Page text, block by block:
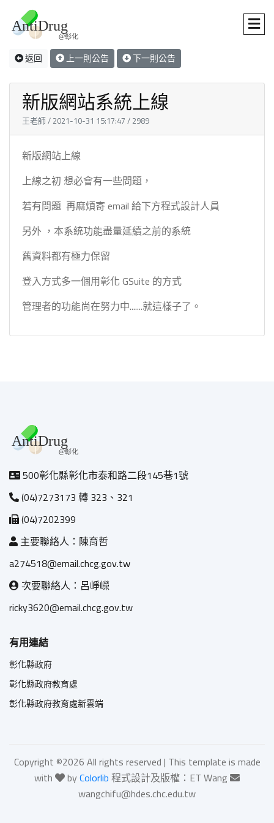
返回 上一則公告 下一則公告
新版網站系統上線
王老師 / 2021-10-31 15:17:47 / 2989
新版網站上線
上線之初 想必會有一些問題，
若有問題 再麻煩寄 email 給下方程式設計人員
另外 ，本系統功能盡量延續之前的系統
舊資料都有極力保留
登入方式多一個用彰化 GSuite 的方式
管理者的功能尚在努力中.......就這樣子了。
500彰化縣彰化市泰和路二段145巷1號
(04)7273173 轉 323、321
(04)7202399
主要聯絡人：陳育哲
a274518@email.chcg.gov.tw
次要聯絡人：呂崢嶸
ricky3620@email.chcg.gov.tw
有用連結
彰化縣政府
彰化縣政府教育處
彰化縣政府教育處新雲端
Copyright ©2026 All rights reserved | This template is made
with
byColorlib程式設計及版權：ET Wang
wangchifu@hdes.chc.edu.tw